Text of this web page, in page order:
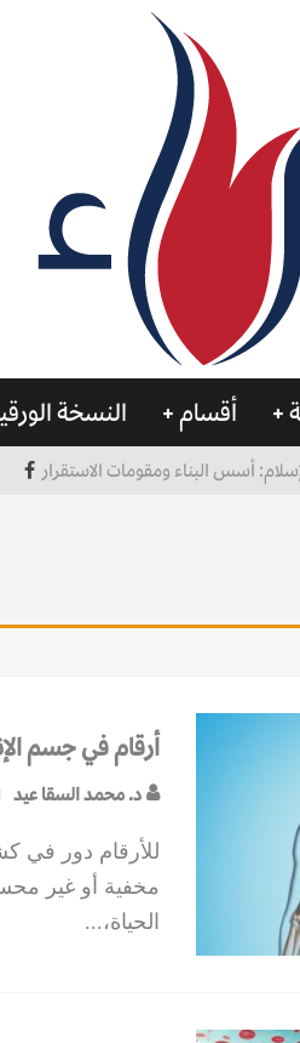
أقسام النسخة
أسس البناء ومقومات الاستقرار
أرقام في جسم
د. محمد السقا عيد
للأرقام دور في
مخفية أو غير
الحياة، ...